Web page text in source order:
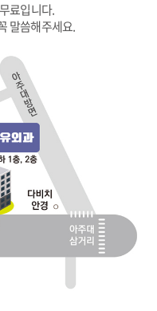
료입니다.
말씀해주세요.